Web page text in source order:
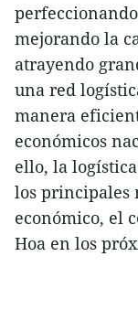
mejorando la
atrayendo
una red
manera
económicos
ello, la
los principales
económico, el
Hoa en los